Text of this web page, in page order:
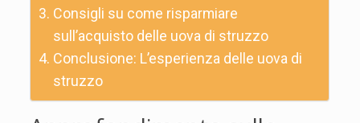
Consigli su come risparmiare
sull’acquisto delle uova di struzzo
Conclusione: L’esperienza delle uova di
struzzo